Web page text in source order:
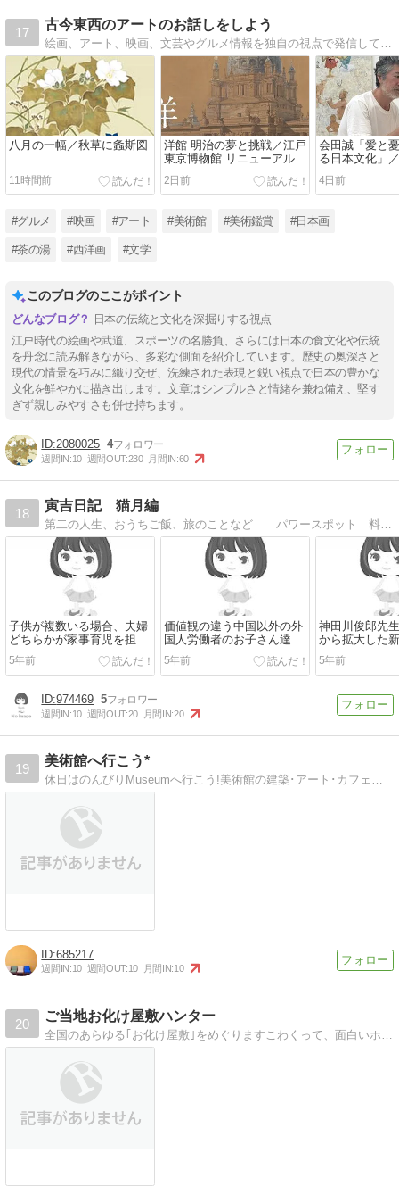
17
古今東西のアートのお話しをしよう
絵画、アート、映画、文芸やグルメ情報を独自の視点で発信しています
八月の一幅／秋草に螽斯図
11時間前
洋館 明治の夢と挑戦／江戸
東京博物館 リニューアル記
念特別展
2日前
会田誠「愛と
る日本文化」
現代美術館
4日前
#グルメ #映画 #アート #美術館 #美術鑑賞 #日本画
#茶の湯 #西洋画 #文学
このブログのここがポイント
日本の伝統と文化を深掘りする視点
江戸時代の絵画や武道、スポーツの名勝負、さらには日本の食文化や伝統
を丹念に読み解きながら、多彩な側面を紹介しています。歴史の奥深さと
現代の情景を巧みに織り交ぜ、洗練された表現と鋭い視点で日本の豊かな
文化を鮮やかに描き出します。文章はシンプルさと情緒を兼ね備え、堅す
ぎず親しみやすさも併せ持ちます。
2080025 4
週間IN:10 週間OUT:230 月間IN:60
18
寅吉日記 猫月編
第二の人生、おうちご飯、旅のことなど パワースポット 料理 日々のつれづれ
子供が複数いる場合、夫婦
どちらかが家事育児を担っ
た方が人を頼むより経済的
なケースが多い
5年前
価値観の違う中国以外の外
国人労働者のお子さん達
に、丁寧な日本語教育を望
む
5年前
神田川俊郎先
から拡大した
亡くなる。
5年前
974469 5
週間IN:10 週間OUT:20 月間IN:20
19
美術館へ行こう*
685217
週間IN:10 週間OUT:10 月間IN:10
20
ご当地お化け屋敷ハンター